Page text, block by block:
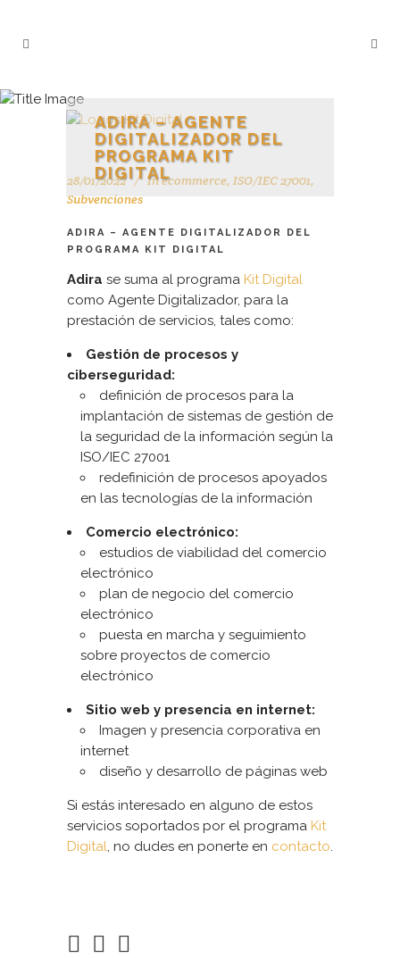
ADIRA – AGENTE
DIGITALIZADOR DEL
PROGRAMA KIT
DIGITAL
28/01/2022 Inecommerce, ISO/IEC 27001,
Subvenciones
ADIRA – AGENTE DIGITALIZADOR DEL
PROGRAMA KIT DIGITAL
Adira se suma al programa Kit Digital
como Agente Digitalizador, para la
prestación de servicios, tales como:
Gestión de procesos y
ciberseguridad:
definición de procesos para la
implantación de sistemas de gestión de
la seguridad de la información según la
ISO/IEC 27001
redefinición de procesos apoyados
en las tecnologías de la información
Comercio electrónico:
estudios de viabilidad del comercio
electrónico
plan de negocio del comercio
electrónico
puesta en marcha y seguimiento
sobre proyectos de comercio
electrónico
Sitio web y presencia en internet:
Imagen y presencia corporativa en
internet
diseño y desarrollo de páginas web
Si estás interesado en alguno de estos
servicios soportados por el programa Kit
Digital, no dudes en ponerte en contacto.